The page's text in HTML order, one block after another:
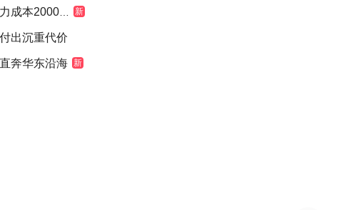
成本2000元 新
出沉重代价
奔华东沿海 新